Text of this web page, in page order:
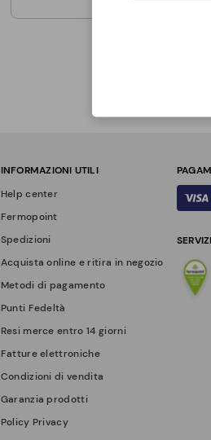
INFORMAZIONI UTILI
Help center
Fermopoint
Spedizioni
Acquista online e ritira in negozio
Metodi di pagamento
Punti Fedeltà
Resi merce entro 14 giorni
Fatture elettroniche
Condizioni di vendita
Garanzia prodotti
Policy Privacy
SERVIZI